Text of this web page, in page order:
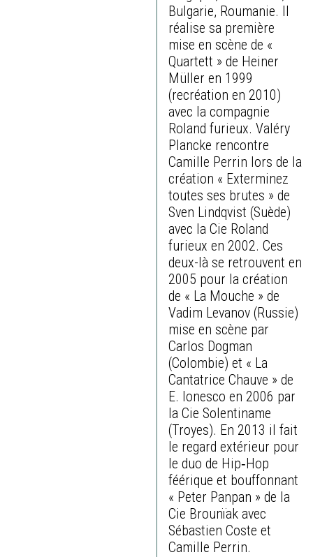
Bulgarie, Roumanie. Il
réalise sa première
mise en scène de «
Quartett » de Heiner
Müller en 1999
(recréation en 2010)
avec la compagnie
Roland furieux. Valéry
Plancke rencontre
Camille Perrin lors de la
création « Exterminez
toutes ses brutes » de
Sven Lindqvist (Suède)
avec la Cie Roland
furieux en 2002. Ces
deux-là se retrouvent en
2005 pour la création
de « La Mouche » de
Vadim Levanov (Russie)
mise en scène par
Carlos Dogman
(Colombie) et « La
Cantatrice Chauve » de
E. Ionesco en 2006 par
la Cie Solentiname
(Troyes). En 2013 il fait
le regard extérieur pour
le duo de Hip‐Hop
féérique et bouffonnant
« Peter Panpan » de la
Cie Brounïak avec
Sébastien Coste et
Camille Perrin.